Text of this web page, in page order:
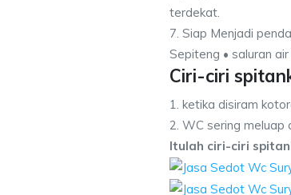
terdekat.
7. Siap Menjadi
Sepiteng • saluran
Ciri-ciri
1. ketika disiram
2. WC sering meluap
Itulah ciri-ciri